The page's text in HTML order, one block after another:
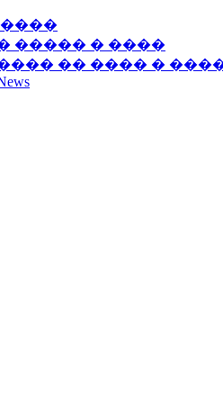
����� � ����
�� ���� �